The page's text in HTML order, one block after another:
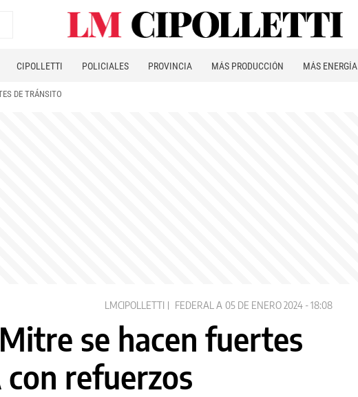
CIPOLLETTI POLICIALES PROVINCIA MÁS PRODUCCIÓN MÁS ENERGÍA
DE TRÁNSITO
LMCIPOLLETTI FEDERAL A 05 DE ENERO 2024 - 18:08
se hacen fuertes
con refuerzos